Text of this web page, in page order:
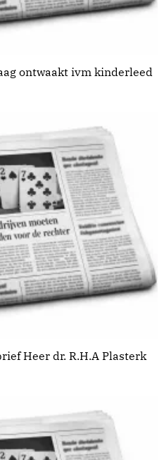
ontwaakt ivm kinderleed
Heer dr. R.H.A Plasterk